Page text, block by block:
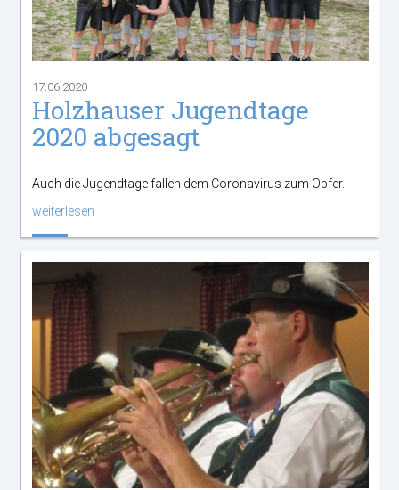
17.06.2020
Holzhauser Jugendtage
2020 abgesagt
Auch die Jugendtage fallen dem Coronavirus zum Opfer.
weiterlesen